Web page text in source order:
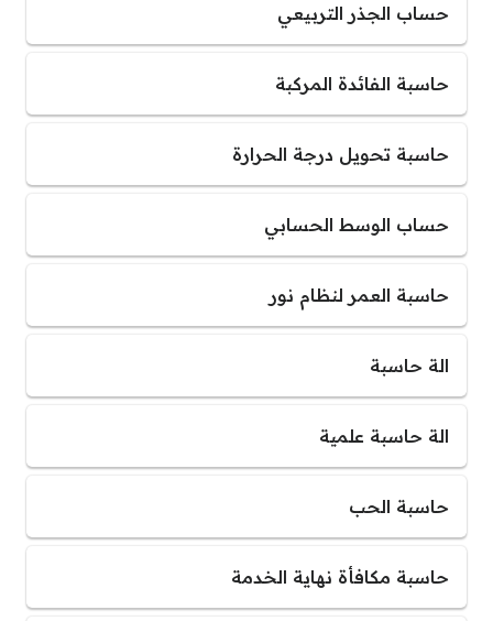
حساب الجذر التربيعي
حاسبة الفائدة المركبة
حاسبة تحويل درجة الحرارة
حساب الوسط الحسابي
حاسبة العمر لنظام نور
الة حاسبة
الة حاسبة علمية
حاسبة الحب
حاسبة مكافأة نهاية الخدمة